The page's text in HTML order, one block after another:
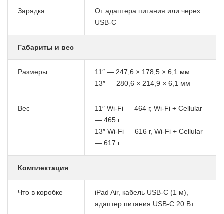
Зарядка
От адаптера питания или через
USB-C
Габариты и вес
Размеры
11″ — 247,6 × 178,5 × 6,1 мм
13″ — 280,6 × 214,9 × 6,1 мм
Вес
11″ Wi-Fi — 464 г, Wi-Fi + Cellular
— 465 г
13″ Wi-Fi — 616 г, Wi-Fi + Cellular
— 617 г
Комплектация
Что в коробке
iPad Air, кабель USB-C (1 м),
адаптер питания USB-C 20 Вт